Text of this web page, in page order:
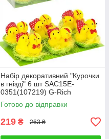
Набір декоративний "Курочки
в гнізді" 6 шт SAC15E-
0351(107219) G-Rich
Готово до відправки
219 ₴ 263 ₴